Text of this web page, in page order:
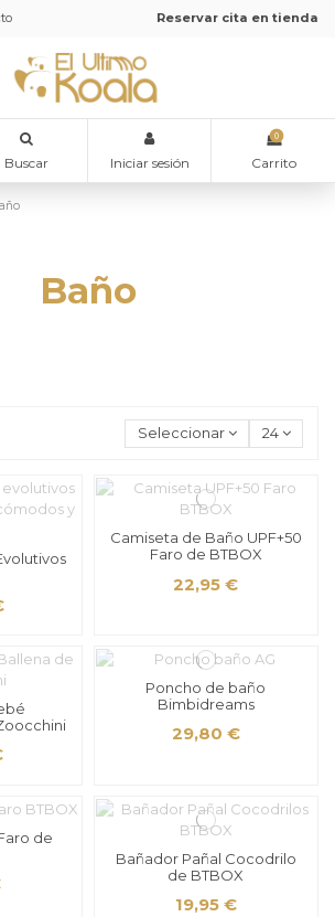
Reservar cita en tienda
Buscar Iniciar sesión
0
Carrito
Baño
Seleccionar 24
Camiseta de Baño UPF+50
Faro de BTBOX
22,95 €
Poncho de baño
Bimbidreams
29,80 €
de
Bañador Pañal Cocodrilo
de BTBOX
19,95 €